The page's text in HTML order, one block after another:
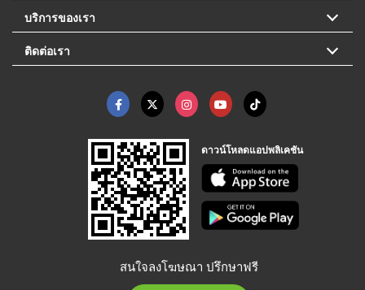
บริการของเรา
ติดต่อเรา
ดาวน์โหลดแอปพลิเคชัน
สนใจลงโฆษณา ปรึกษาฟรี